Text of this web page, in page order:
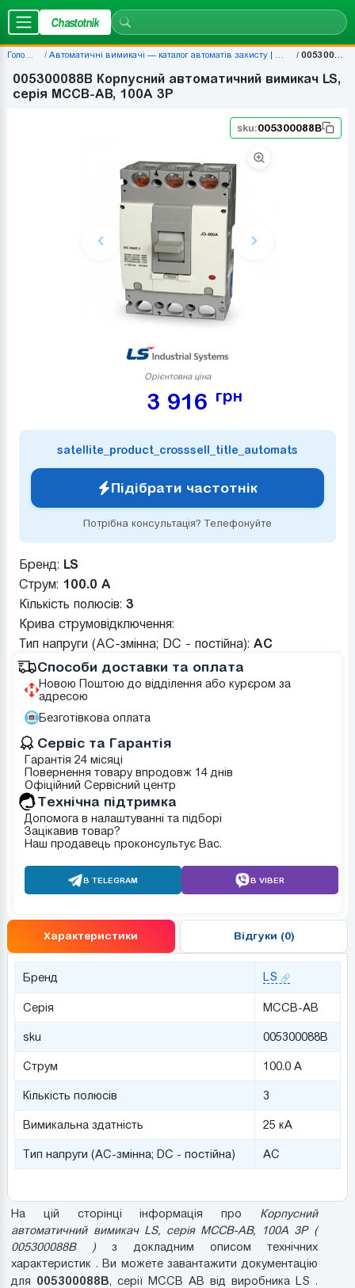
Chastotnik
Головна Автоматичні вимикачі — каталог автоматів захисту | Chastotnik.ua 005300088B
005300088B Корпусний автоматичний вимикач LS,
серія MCCB-AB, 100A 3P
sku:005300088B
Орієнтовна ціна
3 916 грн
satellite_product_crosssell_title_automats
Підібрати частотнік
Потрібна консультація? Телефонуйте
Бренд: LS
Струм: 100.0 А
Кількість полюсів: 3
Крива струмовідключення:
Тип напруги (AC-змінна; DC - постійна): AC
Способи доставки та оплата
Новою Поштою до відділення або курєром за
адресою
Безготівкова оплата
Сервіс та Гарантія
Гарантія 24 місяці
Повернення товару впродовж 14 днів
Офіційний Сервісний центр
Tехнічна підтримка
Допомога в налаштуванні та підборі
Зацікавив товар?
Наш продавець проконсультує Вас.
В TELEGRAM В VIBER
Характеристики Відгуки (0)
Бренд LS
Серія MCCB-AB
sku 005300088B
Струм 100.0 А
Кількість полюсів 3
Вимикальна здатність 25 кА
Тип напруги (AC-змінна; DC - постійна) AC
На цій сторінці інформація про Корпусний
автоматичний вимикач LS, серія MCCB-AB, 100A 3P (
005300088B ) з докладним описом технічних
характеристик . Ви можете завантажити документацію
для 005300088B, серії MCCB AB від виробника LS .